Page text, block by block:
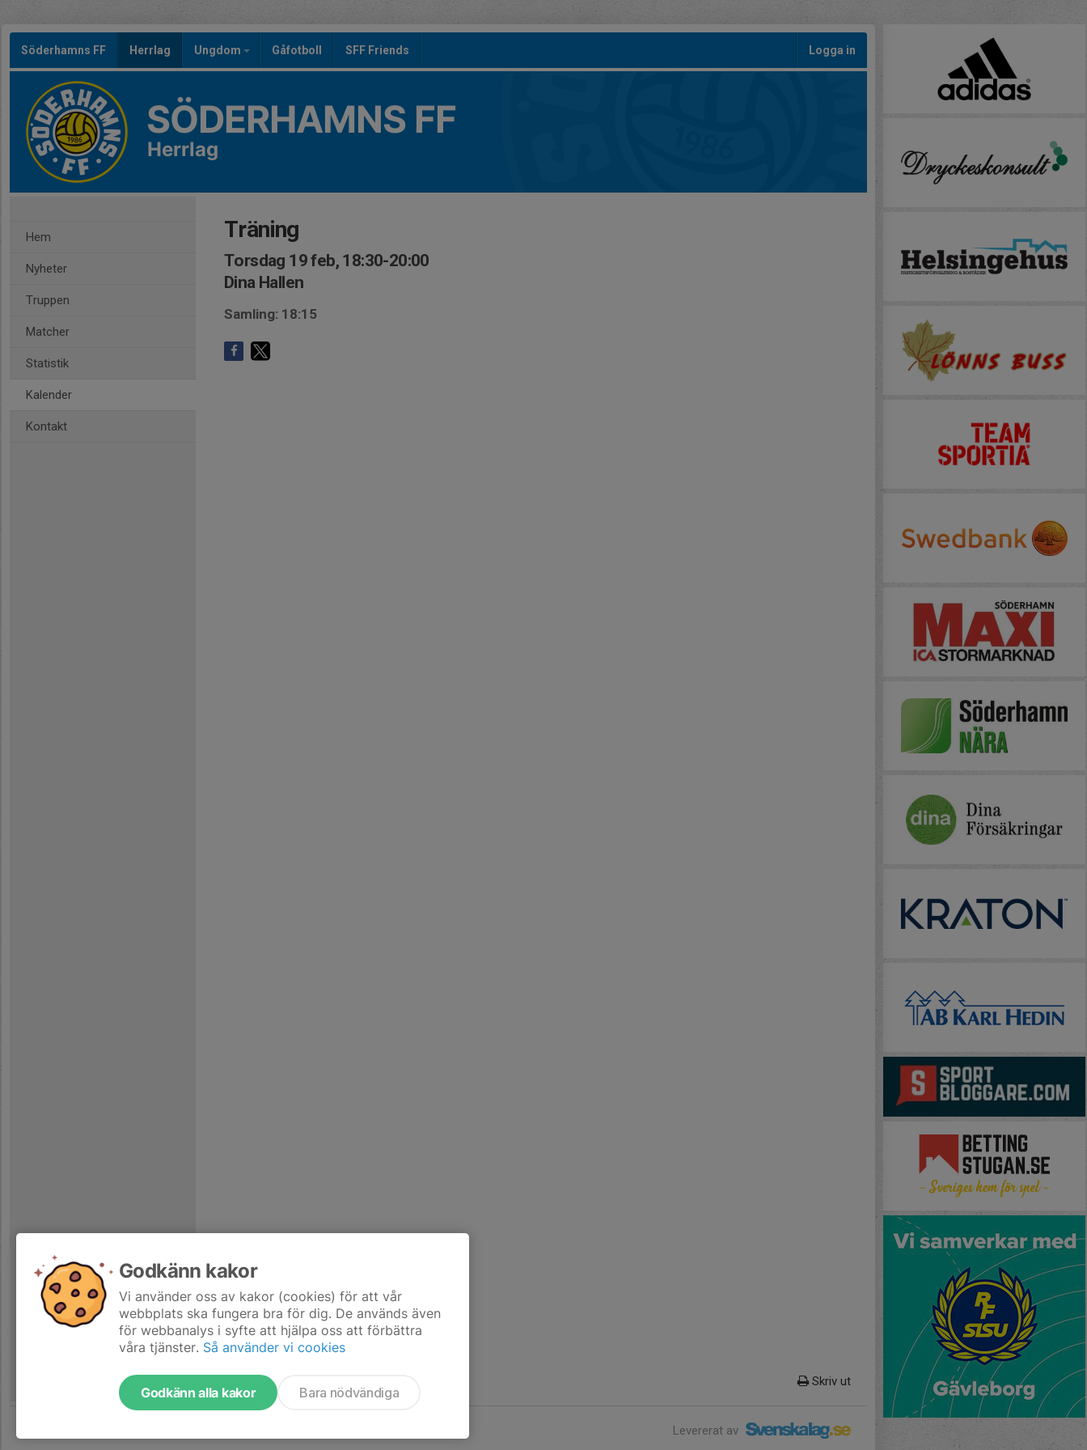
Söderhamns FF Herrlag Ungdom Gåfotboll SFF Friends Logga in
SÖDERHAMNS FF
Herrlag
Hem
Nyheter
Truppen
Matcher
Statistik
Kalender
Kontakt
Träning
Torsdag 19 feb, 18:30-20:00
Dina Hallen
Samling: 18:15
Skriv ut
Levererat av
Godkänn kakor
Vi använder oss av kakor (cookies) för att vår
webbplats ska fungera bra för dig. De används även
för webbanalys i syfte att hjälpa oss att förbättra
våra tjänster. Så använder vi cookies
Godkänn alla kakor Bara nödvändiga